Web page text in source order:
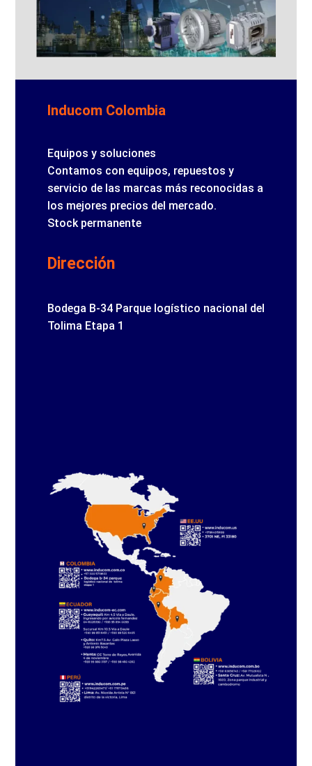
Inducom Colombia
Equipos y soluciones
Contamos con equipos, repuestos y
servicio de las marcas más reconocidas a
los mejores precios del mercado.
Stock permanente
Dirección
Bodega B-34 Parque logístico nacional del
Tolima Etapa 1